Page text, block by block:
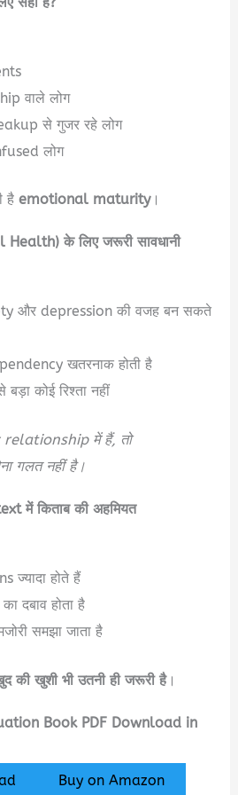
वाले लोग
से गुजर रहे लोग
लोग
हैemotional maturity।
Health) के लिए जरूरी सावधानी
और depression की वजह बन सकते
खतरनाक होती है
कोई रिश्ता नहीं
में हैं, तो
गलत नहीं है।
में किताब की अहमियत
ज्यादा होते हैं
दबाव होता है
समझा जाता है
की खुशी भी उतनी ही जरूरी है।
Book PDF Download in
Buy on Amazon